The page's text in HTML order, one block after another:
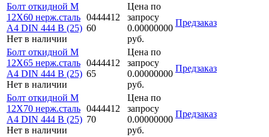
Болт откидной M
12Х60 нерж.сталь
A4 DIN 444 B (25)
Нет в наличии
0444412
60
Цена по
запросу
0.00000000
руб.
Предзаказ
Болт откидной M
12Х65 нерж.сталь
A4 DIN 444 B (25)
Нет в наличии
0444412
65
Цена по
запросу
0.00000000
руб.
Предзаказ
Болт откидной M
12Х70 нерж.сталь
A4 DIN 444 B (25)
Нет в наличии
0444412
70
Цена по
запросу
0.00000000
руб.
Предзаказ